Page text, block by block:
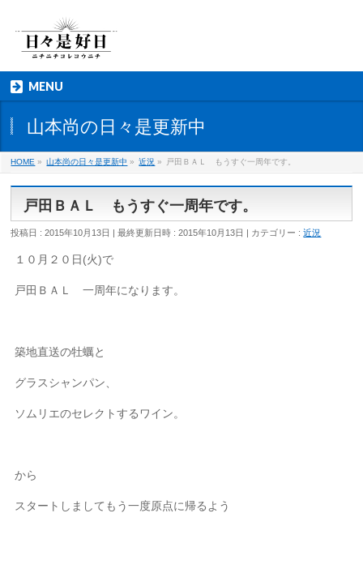
MENU
山本尚の日々是更新中
HOME » 山本尚の日々是更新中 » 近況 » 戸田ＢＡＬ もうすぐ一周年です。
戸田ＢＡＬ もうすぐ一周年です。
投稿日 : 2015年10月13日 最終更新日時 : 2015年10月13日 カテゴリー :近況
１０月２０日(火)で
戸田ＢＡＬ 一周年になります。
築地直送の牡蠣と
グラスシャンパン、
ソムリエのセレクトするワイン。
から
スタートしましてもう一度原点に帰るよう